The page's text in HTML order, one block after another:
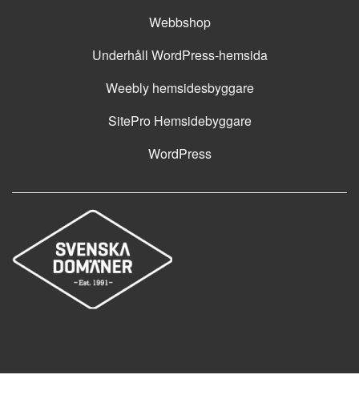
Webbshop
Underhåll WordPress-hemsida
Weebly hemsidesbyggare
SitePro Hemsidebyggare
WordPress